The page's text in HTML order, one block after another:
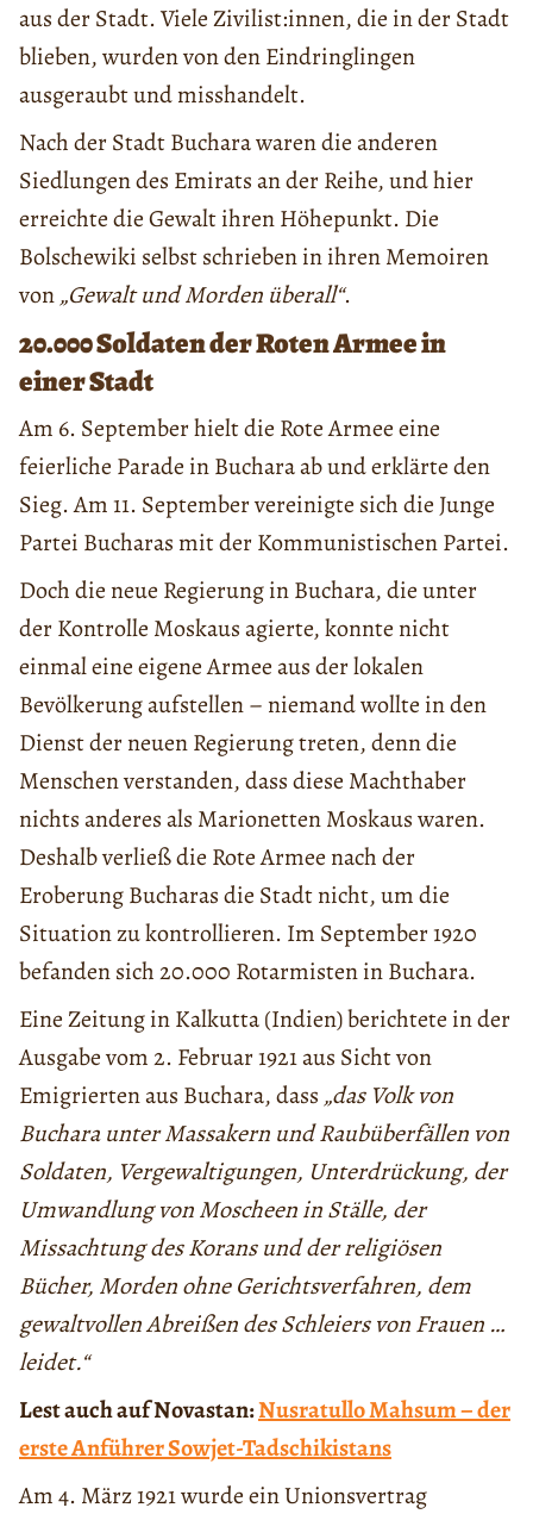
aus der Stadt. Viele Zivilist:innen, die in der Stadt
blieben, wurden von den Eindringlingen
ausgeraubt und misshandelt.
Nach der Stadt Buchara waren die anderen
Siedlungen des Emirats an der Reihe, und hier
erreichte die Gewalt ihren Höhepunkt. Die
Bolschewiki selbst schrieben in ihren Memoiren
von„Gewalt und Morden überall“.
20.000 Soldaten der Roten Armee in
einer Stadt
Am 6. September hielt die Rote Armee eine
feierliche Parade in Buchara ab und erklärte den
Sieg. Am 11. September vereinigte sich die Junge
Partei Bucharas mit der Kommunistischen Partei.
Doch die neue Regierung in Buchara, die unter
der Kontrolle Moskaus agierte, konnte nicht
einmal eine eigene Armee aus der lokalen
Bevölkerung aufstellen – niemand wollte in den
Dienst der neuen Regierung treten, denn die
Menschen verstanden, dass diese Machthaber
nichts anderes als Marionetten Moskaus waren.
Deshalb verließ die Rote Armee nach der
Eroberung Bucharas die Stadt nicht, um die
Situation zu kontrollieren. Im September 1920
befanden sich 20.000 Rotarmisten in Buchara.
Eine Zeitung in Kalkutta (Indien) berichtete in der
Ausgabe vom 2. Februar 1921 aus Sicht von
Emigrierten aus Buchara, dass „das Volk von
Buchara unter Massakern und Raubüberfällen von
Soldaten, Vergewaltigungen, Unterdrückung, der
Umwandlung von Moscheen in Ställe, der
Missachtung des Korans und der religiösen
Bücher, Morden ohne Gerichtsverfahren, dem
gewaltvollen Abreißen des Schleiers von Frauen …
leidet.“
Lest auch auf Novastan:Nusratullo Mahsum – der
erste Anführer Sowjet-Tadschikistans
Am 4. März 1921 wurde ein Unionsvertrag